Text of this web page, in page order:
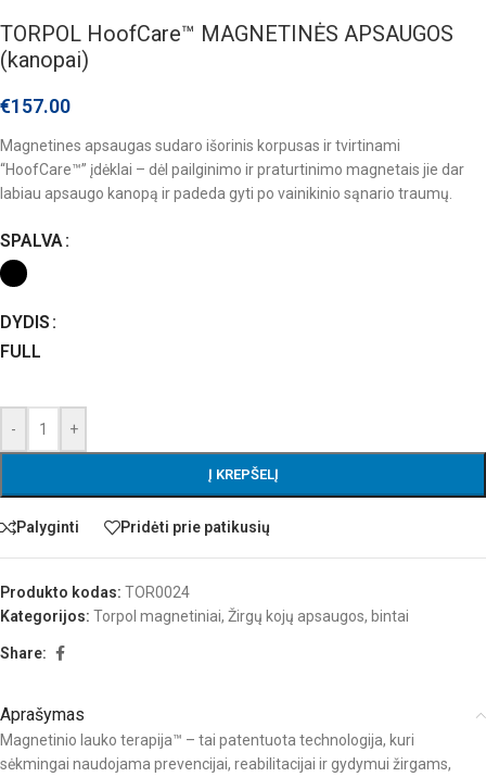
TORPOL HoofCare™ MAGNETINĖS APSAUGOS
(kanopai)
€157.00
Magnetines apsaugas sudaro išorinis korpusas ir tvirtinami
“HoofCare™” įdėklai – dėl pailginimo ir praturtinimo magnetais jie dar
labiau apsaugo kanopą ir padeda gyti po vainikinio sąnario traumų.
SPALVA
DYDIS
FULL
- +
Į KREPŠELĮ
Palyginti Pridėti prie patikusių
Produkto kodas: TOR0024
Kategorijos: Torpol magnetiniai, Žirgų kojų apsaugos, bintai
Share:
Aprašymas
Magnetinio lauko terapija™ – tai patentuota technologija, kuri
sėkmingai naudojama prevencijai, reabilitacijai ir gydymui žirgams,